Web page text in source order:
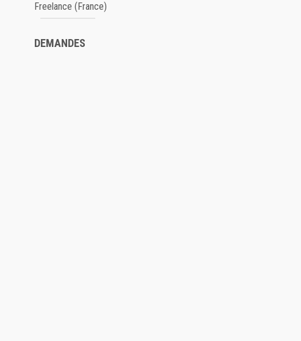
Freelance (France)
DEMANDES